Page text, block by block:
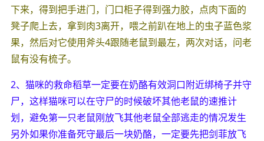
下来，得到把手进门，门口柜子得到强力胶，点肉下面的
凳子爬上去，拿到肉3离开，喂之前趴在地上的虫子蓝色浆
果，然后对它使用斧头4跟随老鼠到最左，两次对话，问老
鼠有没有梳子。
2、猫咪的救命稻草一定要在奶酪有效洞口附近绑椅子并守
尸，这样猫咪可以在守尸的时候破坏其他老鼠的速推计
划，避免第一只老鼠刚放飞其他老鼠全部逃走的情况发生
另外如果你准备死守最后一块奶酪，一定要先把剑菲放飞